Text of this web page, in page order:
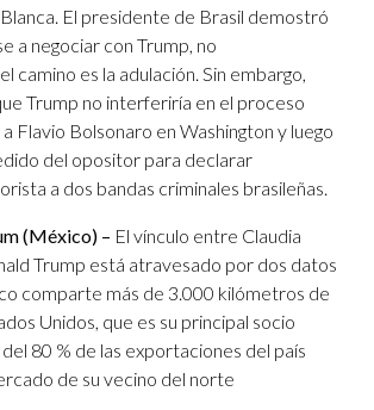
Blanca. El presidente de Brasil demostró
a negociar con Trump, no
camino es la adulación. Sin embargo,
Trump no interferiría en el proceso
Flavio Bolsonaro en Washington y luego
del opositor para declarar
a dos bandas criminales brasileñas.
(México) – El vínculo entre Claudia
Trump está atravesado por dos datos
comparte más de 3.000 kilómetros de
Unidos, que es su principal socio
80 % de las exportaciones del país
de su vecino del norte